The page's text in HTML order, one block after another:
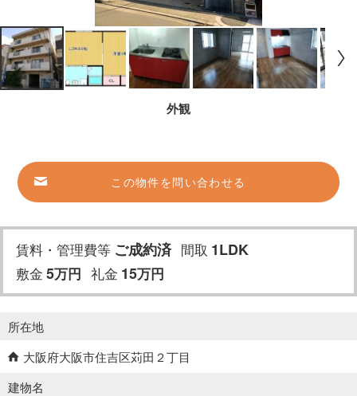
外観
この物件を問い合わせる
賃料・管理費等 ご成約済 間取 1LDK
敷金 5万円 礼金 15万円
所在地
大阪府大阪市住吉区苅田２丁目
建物名